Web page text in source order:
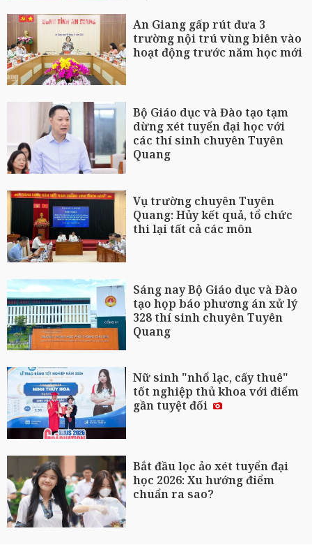
An Giang gấp rút đưa 3
trường nội trú vùng biên vào
hoạt động trước năm học mới
Bộ Giáo dục và Đào tạo tạm
dừng xét tuyển đại học với
các thí sinh chuyên Tuyên
Quang
Vụ trường chuyên Tuyên
Quang: Hủy kết quả, tổ chức
thi lại tất cả các môn
Sáng nay Bộ Giáo dục và Đào
tạo họp báo phương án xử lý
328 thí sinh chuyên Tuyên
Quang
Nữ sinh "nhổ lạc, cấy thuê"
tốt nghiệp thủ khoa với điểm
gần tuyệt đối
Bắt đầu lọc ảo xét tuyển đại
học 2026: Xu hướng điểm
chuẩn ra sao?